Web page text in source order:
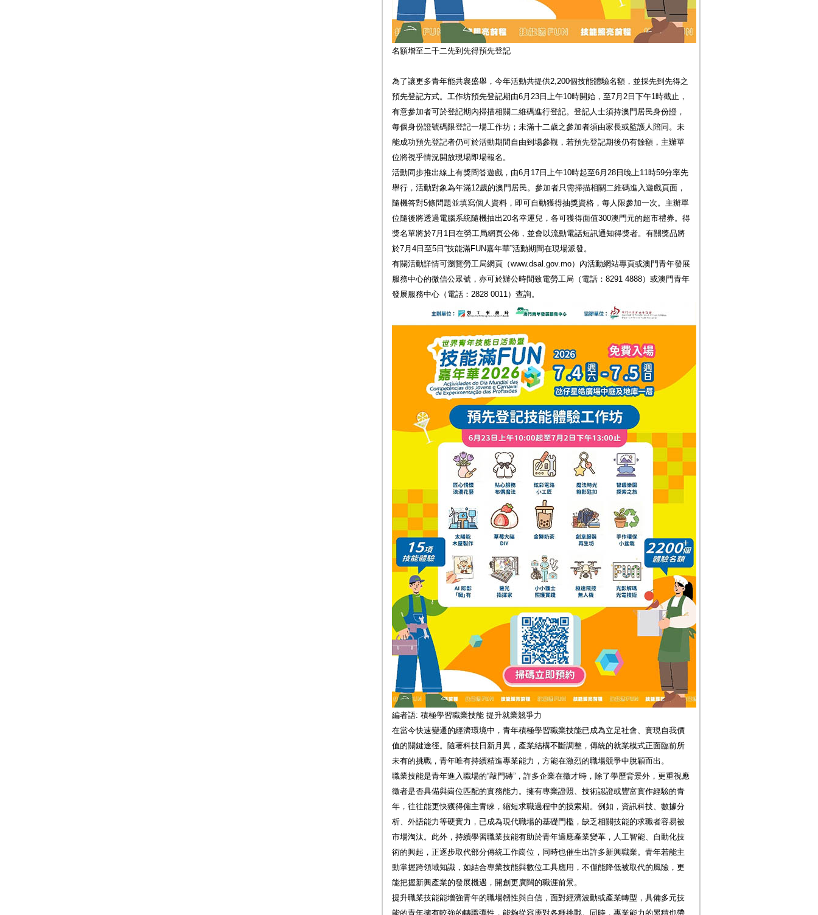
名額增至二千二先到先得預先登記
為了讓更多青年能共襄盛舉，今年活動共提供2,200個技能體驗名額，並採先到先得之
預先登記方式。工作坊預先登記期由6月23日上午10時開始，至7月2日下午1時截止，
有意參加者可於登記期內掃描相關二維碼進行登記。登記人士須持澳門居民身份證，
每個身份證號碼限登記一場工作坊；未滿十二歲之參加者須由家長或監護人陪同。未
能成功預先登記者仍可於活動期間自由到場參觀，若預先登記期後仍有餘額，主辦單
位將視乎情況開放現場即場報名。
活動同步推出線上有獎問答遊戲，由6月17日上午10時起至6月28日晚上11時59分率先
舉行，活動對象為年滿12歲的澳門居民。參加者只需掃描相關二維碼進入遊戲頁面，
隨機答對5條問題並填寫個人資料，即可自動獲得抽獎資格，每人限參加一次。主辦單
位隨後將透過電腦系統隨機抽出20名幸運兒，各可獲得面值300澳門元的超市禮券。得
獎名單將於7月1日在勞工局網頁公佈，並會以流動電話短訊通知得獎者。有關獎品將
於7月4日至5日“技能滿FUN嘉年華”活動期間在現場派發。
有關活動詳情可瀏覽勞工局網頁（www.dsal.gov.mo）內活動網站專頁或澳門青年發展
服務中心的微信公眾號，亦可於辦公時間致電勞工局（電話：8291 4888）或澳門青年
發展服務中心（電話：2828 0011）查詢。
編者語: 積極學習職業技能 提升就業競爭力
在當今快速變遷的經濟環境中，青年積極學習職業技能已成為立足社會、實現自我價
值的關鍵途徑。隨著科技日新月異，產業結構不斷調整，傳統的就業模式正面臨前所
未有的挑戰，青年唯有持續精進專業能力，方能在激烈的職場競爭中脫穎而出。
職業技能是青年進入職場的“敲門磚”，許多企業在徵才時，除了學歷背景外，更重視應
徵者是否具備與崗位匹配的實務能力。擁有專業證照、技術認證或豐富實作經驗的青
年，往往能更快獲得僱主青睞，縮短求職過程中的摸索期。例如，資訊科技、數據分
析、外語能力等硬實力，已成為現代職場的基礎門檻，缺乏相關技能的求職者容易被
市場淘汰。此外，持續學習職業技能有助於青年適應產業變革，人工智能、自動化技
術的興起，正逐步取代部分傳統工作崗位，同時也催生出許多新興職業。青年若能主
動掌握跨領域知識，如結合專業技能與數位工具應用，不僅能降低被取代的風險，更
能把握新興產業的發展機遇，開創更廣闊的職涯前景。
提升職業技能能增強青年的職場韌性與自信，面對經濟波動或產業轉型，具備多元技
能的青年擁有較強的轉職彈性，能夠從容應對各種挑戰。同時，專業能力的累積也帶